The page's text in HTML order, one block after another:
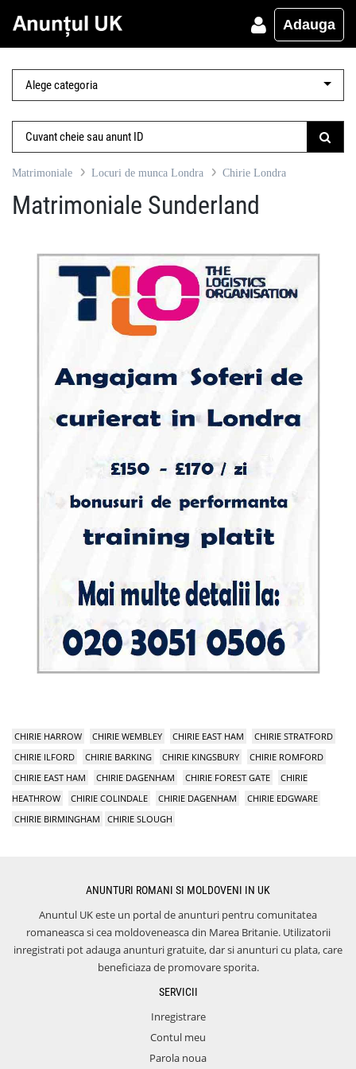
Adauga
Matrimoniale Locuri de munca Londra Chirie Londra
Matrimoniale Sunderland
CHIRIE HARROW CHIRIE WEMBLEY CHIRIE EAST HAM
CHIRIE STRATFORD
CHIRIE ILFORD
CHIRIE BARKING CHIRIE KINGSBURY
CHIRIE ROMFORD
CHIRIE EAST HAM
CHIRIE DAGENHAM CHIRIE FOREST GATE
CHIRIE
HEATHROW
CHIRIE COLINDALE CHIRIE DAGENHAM
CHIRIE EDGWARE
CHIRIE BIRMINGHAM
CHIRIE SLOUGH
ANUNTURI ROMANI SI MOLDOVENI IN UK
Anuntul UK este un portal de anunturi pentru comunitatea
romaneasca si cea moldoveneasca din Marea Britanie. Utilizatorii
inregistrati pot adauga anunturi gratuite, dar si anunturi cu plata, care
beneficiaza de promovare sporita.
SERVICII
Inregistrare
Contul meu
Parola noua